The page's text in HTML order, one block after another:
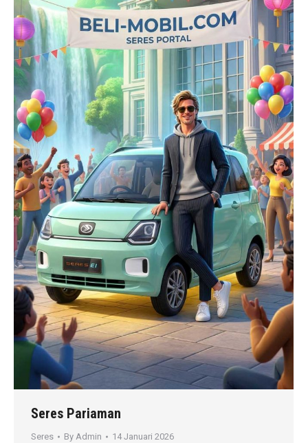
Seres Pariaman
Seres By Admin 14 Januari 2026